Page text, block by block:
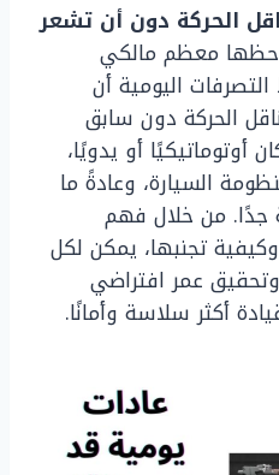
الحركة دون أن تشعر
معظم مالكي
اليومية أن
الحركة دون سابق
أوتوماتيكيًا أو يدويًا،
السيارة، وعادةً ما
جدًا. من خلال فهم
تجنبها، يمكن لكل
عمر افتراضي
أكثر سلاسة وأمانًا.